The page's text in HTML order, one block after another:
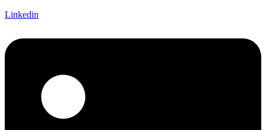
Linkedin